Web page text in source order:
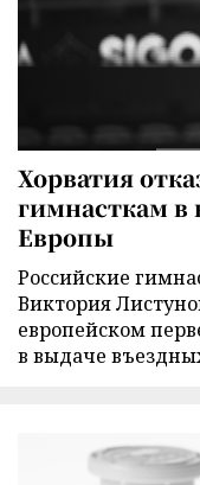
Хорватия
гимнасткам в
Европы
Российские
Виктория
европейском
в выдаче